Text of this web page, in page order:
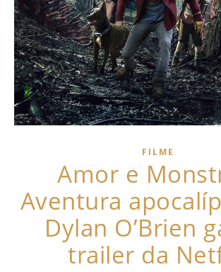
FILME
Amor e
Aventura
Dylan O’Brien
trailer da